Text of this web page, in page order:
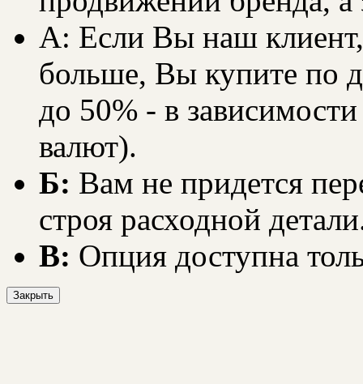
А: Если Вы наш клиент,
больше, Вы купите по
до 50% - в
валют).
Б: Вам не придется
строя расходной
В: Опция доступна
Закрыть